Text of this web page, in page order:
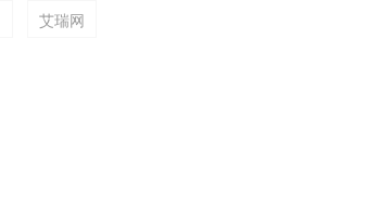
艾瑞网